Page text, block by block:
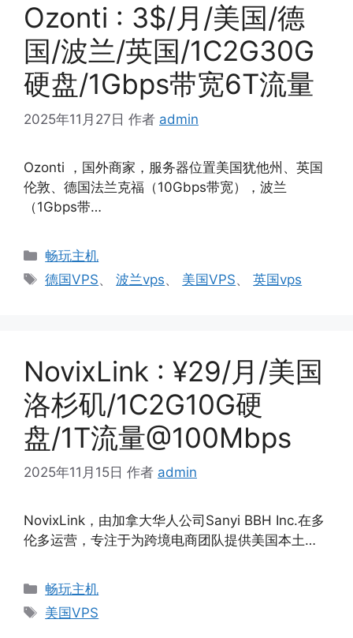
Ozonti : 3$/月/美国/德
国/波兰/英国/1C2G30G
硬盘/1Gbps带宽6T流量
2025年11月27日 作者 admin
Ozonti ，国外商家，服务器位置美国犹他州、英国
伦敦、德国法兰克福（10Gbps带宽），波兰
（1Gbps带…
分
类
畅玩主机
标
德国VPS、波兰vps、 美国VPS、英国vps
NovixLink : ¥29/月/美国
洛杉矶/1C2G10G硬
盘/1T流量@100Mbps
2025年11月15日 作者 admin
NovixLink，由加拿大华人公司Sanyi BBH Inc.在多
伦多运营，专注于为跨境电商团队提供美国本土…
分
类
畅玩主机
标
美国VPS